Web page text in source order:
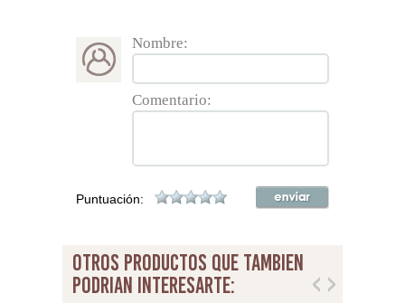
Nombre:
Comentario:
Puntuación:
otros productos que tambien
podrian interesarte: